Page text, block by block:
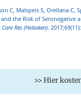
C, Malspeis S, Orellana C,
and the Risk of Seronegative
Res (Hoboken).
>> Hier